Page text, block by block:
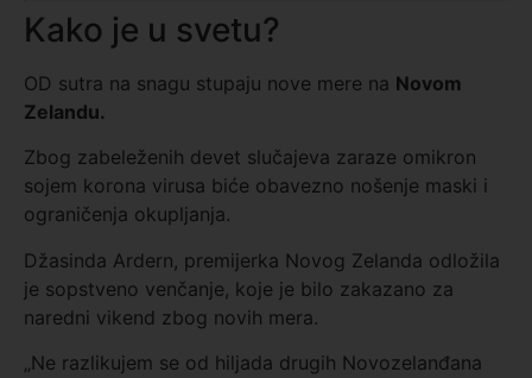
Kako je u svetu?
OD sutra na snagu stupaju nove mere na Novom
Zelandu.
Zbog zabeleženih devet slučajeva zaraze omikron
sojem korona virusa biće obavezno nošenje maski i
ograničenja okupljanja.
Džasinda Ardern, premijerka Novog Zelanda odložila
je sopstveno venčanje, koje je bilo zakazano za
naredni vikend zbog novih mera.
„Ne razlikujem se od hiljada drugih Novozelanđana